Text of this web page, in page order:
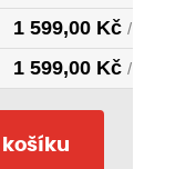
1 599,00 Kč / pár
1 599,00 Kč / pár
1 599,00Kč
1 599,00
košíku